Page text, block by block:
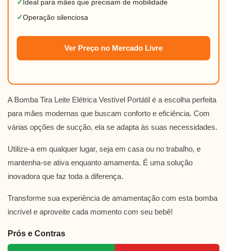
✓ Ideal para mães que precisam de mobilidade
✓Operação silenciosa
Ver Preço no Mercado Livre
A Bomba Tira Leite Elétrica Vestível Portátil é a escolha perfeita
para mães modernas que buscam conforto e eficiência. Com
várias opções de sucção, ela se adapta às suas necessidades.
Utilize-a em qualquer lugar, seja em casa ou no trabalho, e
mantenha-se ativa enquanto amamenta. É uma solução
inovadora que faz toda a diferença.
Transforme sua experiência de amamentação com esta bomba
incrível e aproveite cada momento com seu bebê!
Prós e Contras